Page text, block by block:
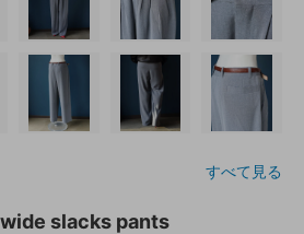
すべて見る
slacks pants